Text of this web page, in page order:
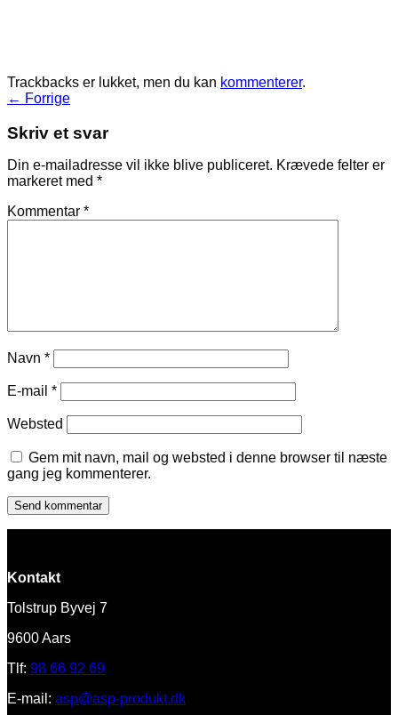
Trackbacks er lukket, men du kan kommenterer.
← Forrige
Skriv et svar
Din e-mailadresse vil ikke blive publiceret. Krævede felter er
markeret med *
Kommentar *
Navn *
E-mail *
Websted
Gem mit navn, mail og websted i denne browser til næste
gang jeg kommenterer.
Kontakt
Tolstrup Byvej 7
9600 Aars
Tlf: 98 66 92 69
E-mail: asp@asp-produkt.dk